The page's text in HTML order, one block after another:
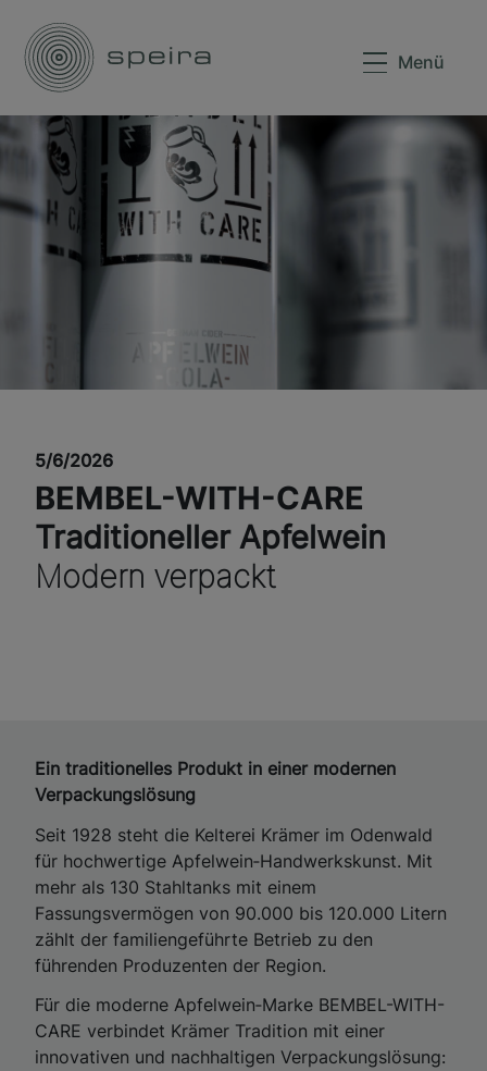
Menü
5/6/2026
BEMBEL-WITH-CARE
Traditioneller Apfelwein
Modern verpackt
Ein traditionelles Produkt in einer modernen
Verpackungslösung
Seit 1928 steht die Kelterei Krämer im Odenwald
für hochwertige Apfelwein‑Handwerkskunst. Mit
mehr als 130 Stahltanks mit einem
Fassungsvermögen von 90.000 bis 120.000 Litern
zählt der familiengeführte Betrieb zu den
führenden Produzenten der Region.
Für die moderne Apfelwein‑Marke BEMBEL-WITH-
CARE verbindet Krämer Tradition mit einer
innovativen und nachhaltigen Verpackungslösung: